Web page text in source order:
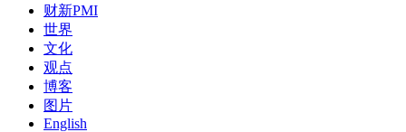
财新PMI
世界
文化
观点
博客
图片
English